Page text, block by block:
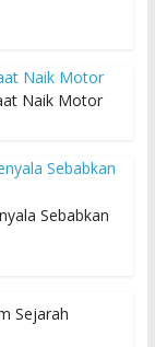
Naik Motor
Sebabkan
Sejarah